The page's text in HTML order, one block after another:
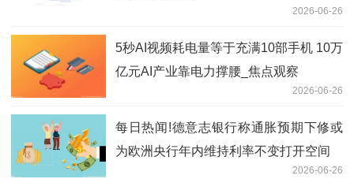
2026-06-26
5秒AI视频耗电量等于充满10部手机 10万
亿元AI产业靠电力撑腰_焦点观察
2026-06-26
每日热闻!德意志银行称通胀预期下修或
为欧洲央行年内维持利率不变打开空间
2026-06-26